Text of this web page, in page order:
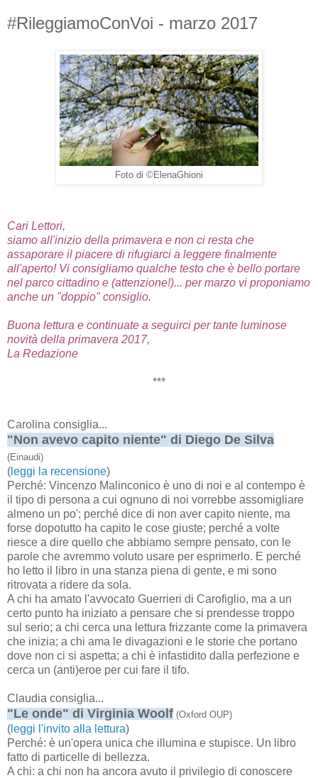
#RileggiamoConVoi - marzo 2017
Foto di ©ElenaGhioni
Cari Lettori,
siamo all'inizio della primavera e non ci resta che
assaporare il piacere di rifugiarci a leggere finalmente
all'aperto! Vi consigliamo qualche testo che è bello portare
nel parco cittadino e (attenzione!)... per marzo vi proponiamo
anche un "doppio" consiglio.
Buona lettura e continuate a seguirci per tante luminose
novità della primavera 2017,
La Redazione
***
Carolina consiglia...
"Non avevo capito niente" di Diego De Silva
(Einaudi)
( leggi la recensione)
Perché: Vincenzo Malinconico è uno di noi e al contempo è
il tipo di persona a cui ognuno di noi vorrebbe assomigliare
almeno un po'; perché dice di non aver capito niente, ma
forse dopotutto ha capito le cose giuste; perché a volte
riesce a dire quello che abbiamo sempre pensato, con le
parole che avremmo voluto usare per esprimerlo. E perché
ho letto il libro in una stanza piena di gente, e mi sono
ritrovata a ridere da sola.
A chi ha amato l'avvocato Guerrieri di Carofiglio, ma a un
certo punto ha iniziato a pensare che si prendesse troppo
sul serio; a chi cerca una lettura frizzante come la primavera
che inizia; a chi ama le divagazioni e le storie che portano
dove non ci si aspetta; a chi è infastidito dalla perfezione e
cerca un (anti)eroe per cui fare il tifo.
Claudia consiglia...
"Le onde" di Virginia Woolf (Oxford OUP)
( leggi l'invito alla lettura)
Perché: è un'opera unica che illumina e stupisce. Un libro
fatto di particelle di bellezza.
A chi: a chi non ha ancora avuto il privilegio di conoscere